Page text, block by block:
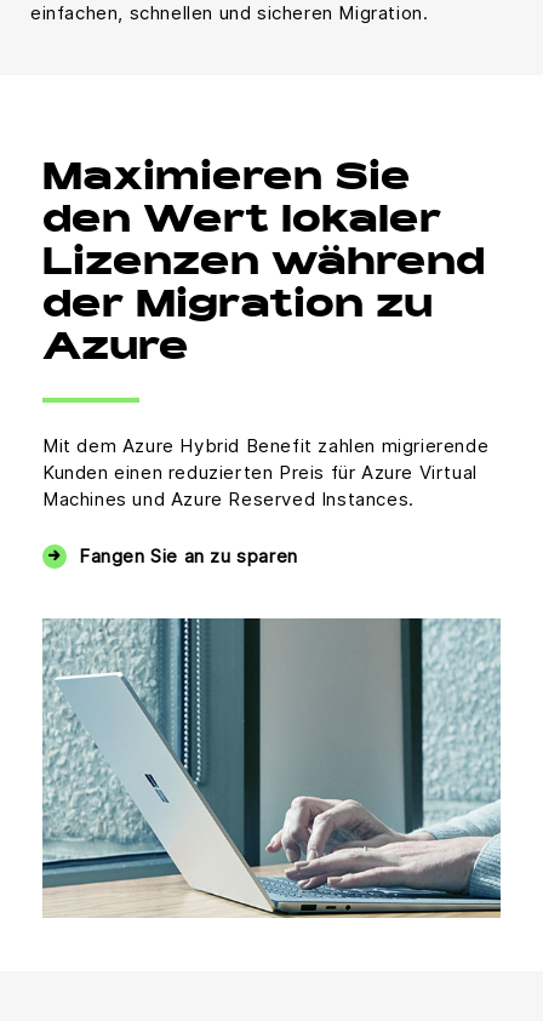
einfachen, schnellen und sicheren Migration.
Maximieren Sie
den Wert lokaler
Lizenzen während
der Migration zu
Azure
Mit dem Azure Hybrid Benefit zahlen migrierende
Kunden einen reduzierten Preis für Azure Virtual
Machines und Azure Reserved Instances.
Fangen Sie an zu sparen